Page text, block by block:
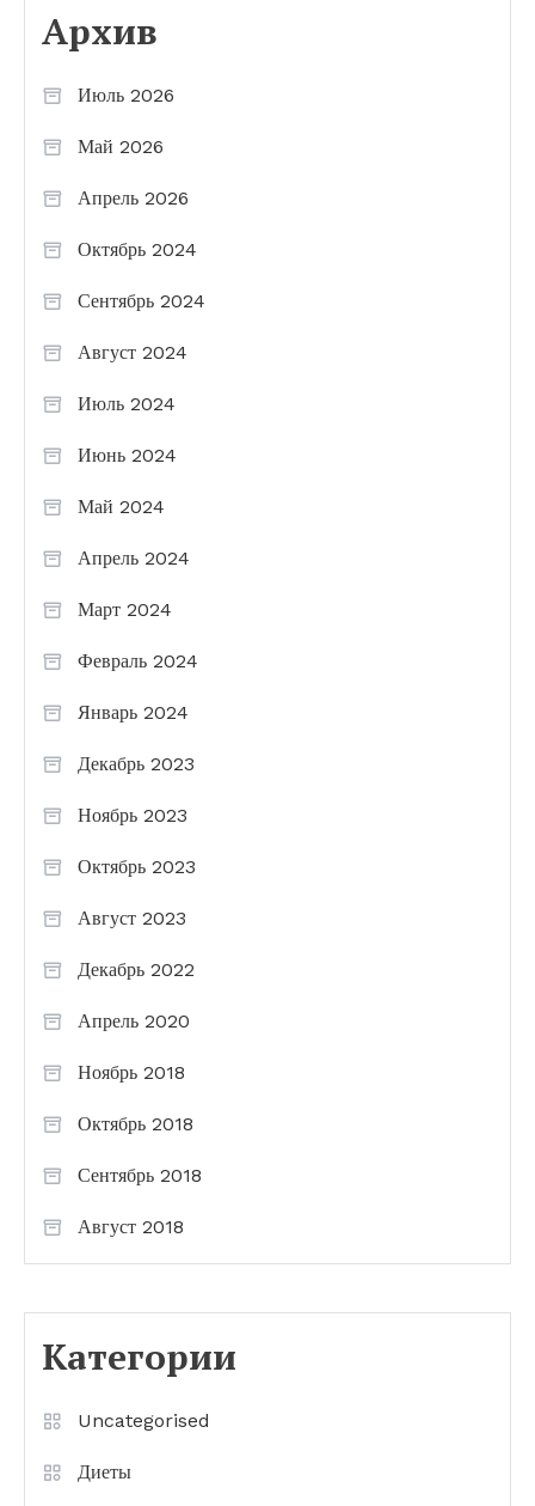
Архив
Июль 2026
Май 2026
Апрель 2026
Октябрь 2024
Сентябрь 2024
Август 2024
Июль 2024
Июнь 2024
Май 2024
Апрель 2024
Март 2024
Февраль 2024
Январь 2024
Декабрь 2023
Ноябрь 2023
Октябрь 2023
Август 2023
Декабрь 2022
Апрель 2020
Ноябрь 2018
Октябрь 2018
Сентябрь 2018
Август 2018
Категории
Uncategorised
Диеты